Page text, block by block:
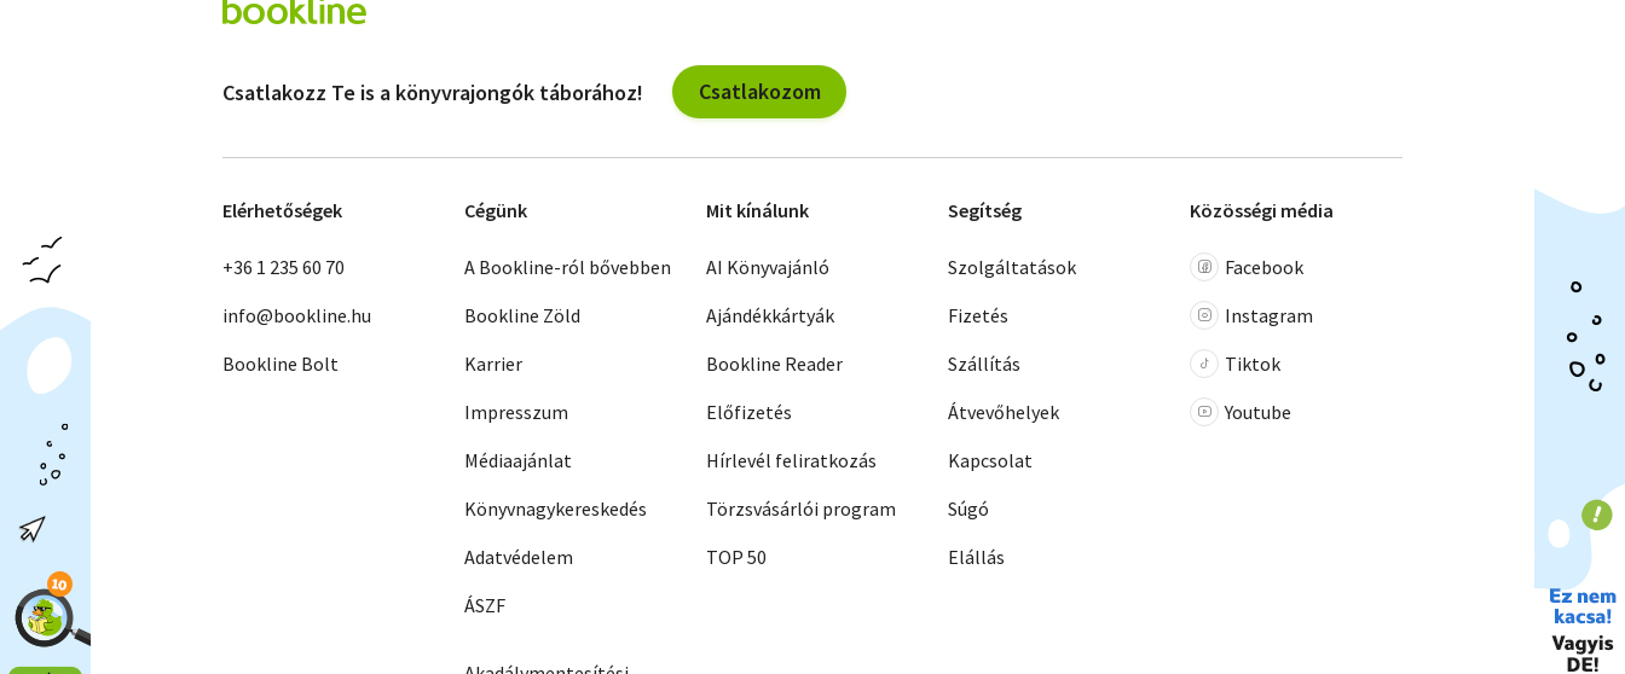
Csatlakozz Te is a könyvrajongók táborához! Csatlakozom
Elérhetőségek
+36 1 235 60 70
info@bookline.hu
Bookline Bolt
Cégünk
A Bookline-ról bővebben
Bookline Zöld
Karrier
Impresszum
Médiaajánlat
Könyvnagykereskedés
Adatvédelem
ÁSZF
Mit kínálunk
AI Könyvajánló
Ajándékkártyák
Bookline Reader
Előfizetés
Hírlevél feliratkozás
Törzsvásárlói program
TOP 50
Segítség
Szolgáltatások
Fizetés
Szállítás
Átvevőhelyek
Kapcsolat
Súgó
Elállás
Közösségi média
Facebook
Instagram
Tiktok
Youtube